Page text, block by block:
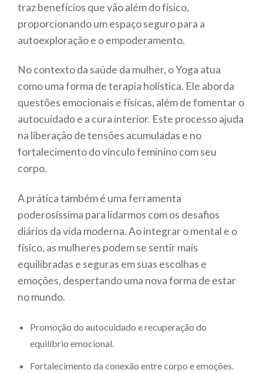
traz benefícios que vão além do físico,
proporcionando um espaço seguro para a
autoexploração e o empoderamento.
No contexto da saúde da mulher, o Yoga atua
como uma forma de terapia holística. Ele aborda
questões emocionais e físicas, além de fomentar o
autocuidado e a cura interior. Este processo ajuda
na liberação de tensões acumuladas e no
fortalecimento do vínculo feminino com seu
corpo.
A prática também é uma ferramenta
poderosíssima para lidarmos com os desafios
diários da vida moderna. Ao integrar o mental e o
físico, as mulheres podem se sentir mais
equilibradas e seguras em suas escolhas e
emoções, despertando uma nova forma de estar
no mundo.
Promoção do autocuidado e recuperação do
equilíbrio emocional.
Fortalecimento da conexão entre corpo e emoções.